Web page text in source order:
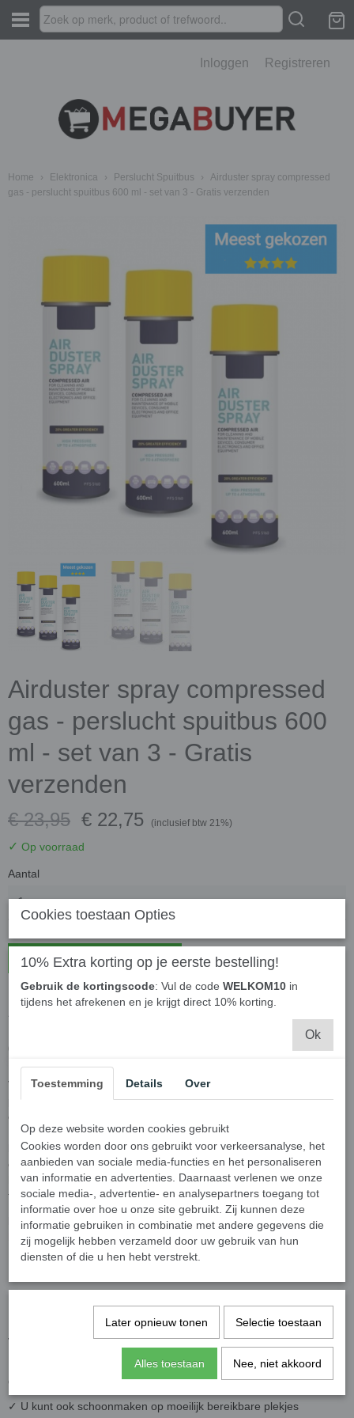
Inloggen Registreren
Home › Elektronica › Perslucht Spuitbus ›
Airduster spray compressed
gas - perslucht spuitbus 600 ml - set van 3 - Gratis verzenden
Airduster spray compressed
gas - perslucht spuitbus 600
ml - set van 3 - Gratis
verzenden
€ 23,95 € 22,75 (inclusief btw 21%)
✓ Op voorraad
Aantal
In winkelwagen
Airduster spray compressed gas - perslucht spuitbus
600 ml - set van 3 - Gratis verzenden
Verzamelt uw pc of toetsenbord ook zoveel stof? Het zijn lastige
plekjes om met een doekje of borstel schoon te maken. De
oplossing is het stof wegblazen met een spuitbus perslucht.
Luchtspray verwijdert stof veel makkelijker van moeilijk te
bereikbare plekjes, zoals tussen de toetsen van uw toetsenbord en
computerbehuizing. Compressed Air in een spuitbus is veel
handiger om te gebruiken dan een compressor, en heeft vele
toepassingen in en om het huis.
LET OP! Volgens Europese wetgeving staat er gas op de
bussen ook als dit samengeperste lucht betreft!
✓ Perslucht is een veilige en efficiënte manier om stof te
verwijderen uit elektronische apparaten
✓ De spuitbus compressed air heeft een capaciteit van 600ML,
genoeg voor meerdere schoonmaakbeurten
✓ U kunt ook schoonmaken op moeilijk bereikbare plekjes
Cookies toestaan Opties
10% Extra korting op je eerste bestelling!
Gebruik de kortingscode: Vul de code WELKOM10 in
tijdens het afrekenen en je krijgt direct 10% korting.
Ok
Toestemming Details Over
Op deze website worden cookies gebruikt
Cookies worden door ons gebruikt voor verkeersanalyse, het
aanbieden van sociale media-functies en het personaliseren
van informatie en advertenties. Daarnaast verlenen we onze
sociale media-, advertentie- en analysepartners toegang tot
informatie over hoe u onze site gebruikt. Zij kunnen deze
informatie gebruiken in combinatie met andere gegevens die
zij mogelijk hebben verzameld door uw gebruik van hun
diensten of die u hen hebt verstrekt.
Later opnieuw tonen Selectie toestaan
Alles toestaan Nee, niet akkoord